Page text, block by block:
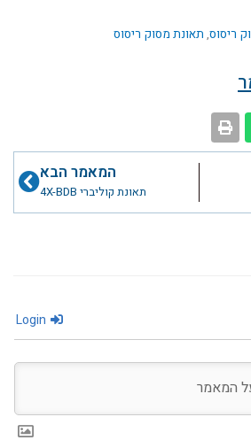
ריסוס, תאונת מסוק ריסוס
המאמר הבא
תאונת קוליברי 4X-BDB
הבא